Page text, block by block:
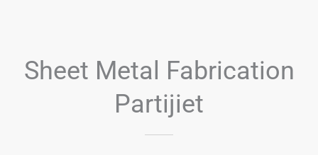
Sheet Metal Fabrication
Partijiet